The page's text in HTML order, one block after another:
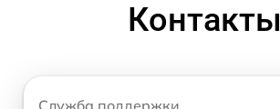
Контакты